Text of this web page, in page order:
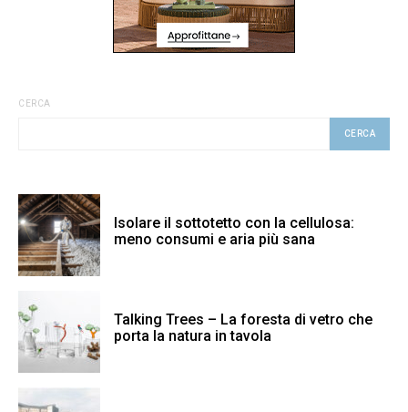
CERCA
CERCA
Isolare il sottotetto con la cellulosa:
meno consumi e aria più sana
Talking Trees – La foresta di vetro che
porta la natura in tavola